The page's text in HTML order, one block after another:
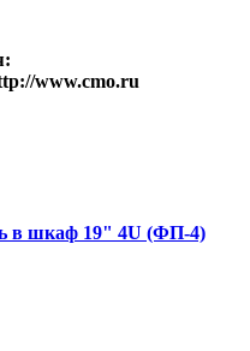
www.cmo.ru
в шкаф 19" 4U (ФП-4)